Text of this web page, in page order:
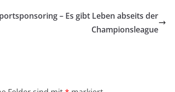
– Es gibt Leben abseits der
Championsleague